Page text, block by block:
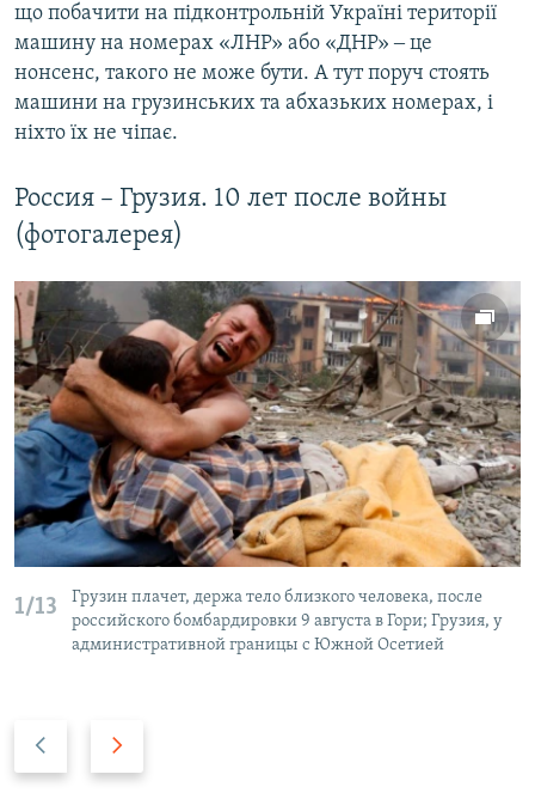
що побачити на підконтрольній Україні території
машину на номерах «ЛНР» або «ДНР» ‒ це
нонсенс, такого не може бути. А тут поруч стоять
машини на грузинських та абхазьких номерах, і
ніхто їх не чіпає.
Россия – Грузия. 10 лет после войны
(фотогалерея)
1/13
Грузин плачет, держа тело близкого человека, после
российского бомбардировки 9 августа в Гори; Грузия, у
административной границы с Южной Осетией